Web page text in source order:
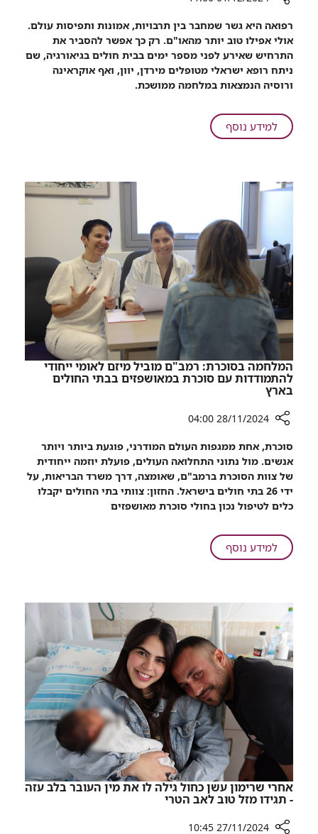
כואב
שיתוף
הרופא
הישראלי
שמנתח
בגיאורגיה
ירדני
ופליטת
רפואה היא גשר שמחבר בין תרבויות, אמונות ותפיסות עולם.
אולי אפילו טוב יותר מהאו"ם. רק כך אפשר להסביר את
התרחיש שאירע לפני מספר ימים בבית חולים בגיאורגיה, שם
ניתח רופא ישראלי מטופלים מירדן, יוון, ואף אוקראינה
ורוסיה הנמצאות במלחמה ממושכת.
למידע נוסףעל
הרופא
ירדני
ופליטת
מלחמה
מאוקראינה
המלחמה בסוכרת: רמב"ם מוביל מיזם לאומי ייחודי
להתמודדות עם סוכרת במאושפזים בבתי החולים
בארץ
שיתוף
המלחמה
בסוכרת:
רמב"ם
מוביל
לאומי
ייחודי
בבתי
החולים
בארץ
28/11/2024 04:00
סוכרת, אחת ממגפות העולם המודרני, פוגעת ביותר ויותר
אנשים. מול נתוני התחלואה העולים, פועלת יוזמה ייחודית
של צוות הסוכרת ברמב"ם, שאומצה, דרך משרד הבריאות, על
ידי 26 בתי חולים בישראל. החזון: צוותי בתי החולים יקבלו
כלים לטיפול נכון בחולי סוכרת מאושפזים
למידע נוסףעל
המלחמה
מוביל
מיזם
לאומי
ייחודי
להתמודדות
עם
סוכרת
במאושפזים
בבתי
החולים
בארץ
אחרי שרימון עשן כחול גילה לו את מין העובר בלב עזה
- תגידו מזל טוב לאב הטרי
27/11/2024 10:45